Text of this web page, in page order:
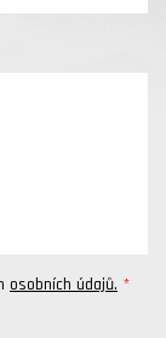
osobních údajů.